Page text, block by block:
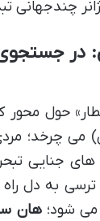
چندجهانی
در
حول محور
می چرخد؛
جنایی
به دل راه
می شود؛هان